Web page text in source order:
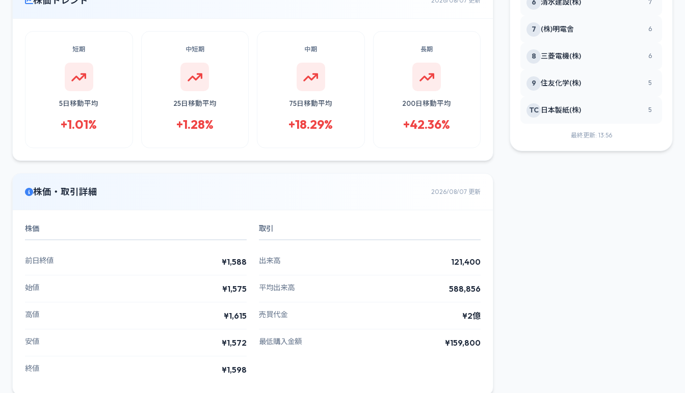
短期
5日移動平均
+1.01%
中短期
25日移動平均
+1.28%
中期
75日移動平均
+18.29%
長期
200日移動平均
+42.36%
株価・取引詳細 2026/08/07 更新
株価
前日終値 ¥1,588
始値 ¥1,575
高値 ¥1,615
安値 ¥1,572
終値 ¥1,598
取引
出来高 121,400
平均出来高 588,856
売買代金 ¥2億
最低購入金額 ¥159,800
6 清水建設(株) 7
7 (株)明電舎 6
8 三菱電機(株) 6
9 住友化学(株) 5
TC 日本製紙(株) 5
最終更新: 13:56